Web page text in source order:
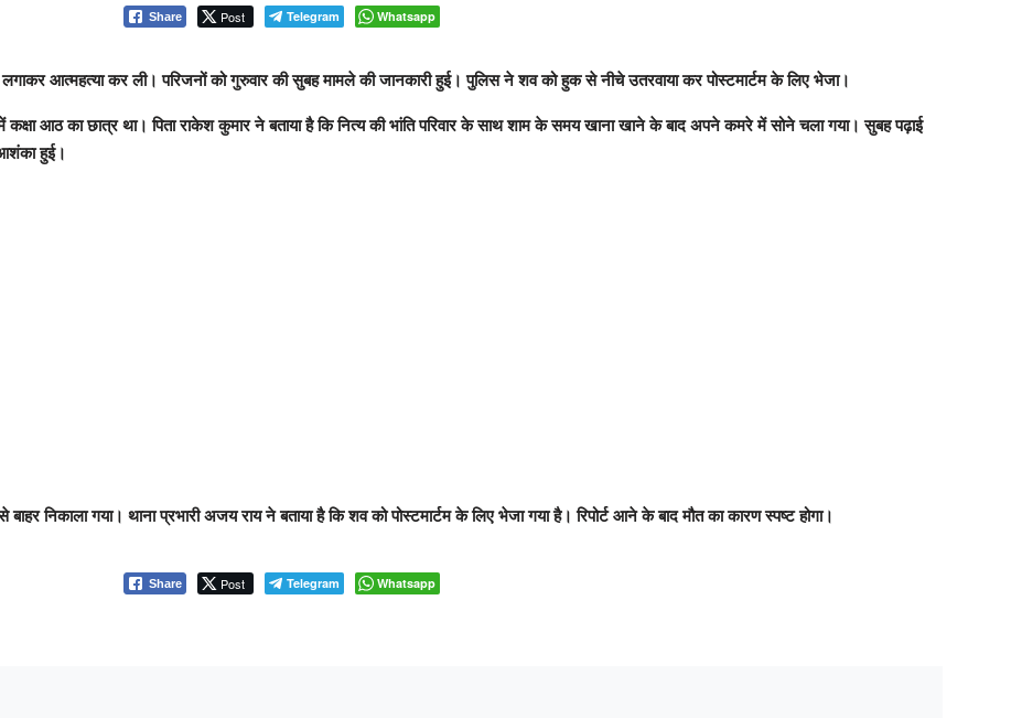
Share Post Telegram Whatsapp
लगाकर आत्महत्या कर ली। परिजनों को गुरुवार की सुबह मामले की जानकारी हुई। पुलिस ने शव को हुक से नीचे उतरवाया कर पोस्टमार्टम के लिए भेजा।
कक्षा आठ का छात्र था। पिता राकेश कुमार ने बताया है कि नित्य की भांति परिवार के साथ शाम के समय खाना खाने के बाद अपने कमरे में सोने चला गया। सुबह पढ़ाई
हुई।
गया। थाना प्रभारी अजय राय ने बताया है कि शव को पोस्टमार्टम के लिए भेजा गया है। रिपोर्ट आने के बाद मौत का कारण स्पष्ट होगा।
Share Post Telegram Whatsapp